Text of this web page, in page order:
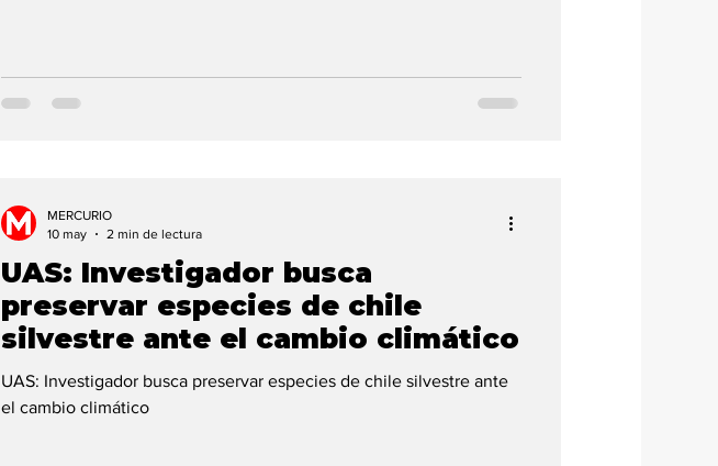
UAS: Investigador busca
preservar especies de chile
silvestre ante el cambio climático
UAS: Investigador busca preservar especies de chile silvestre ante
el cambio climático
MERCURIO
10 may
2 min de lectura